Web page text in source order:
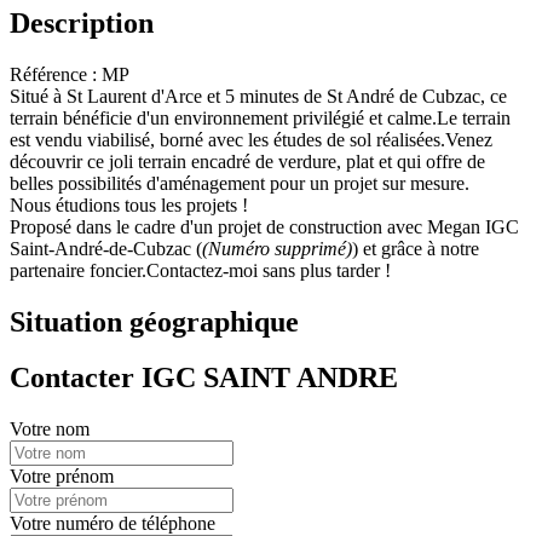
Description
Référence : MP
Situé à St Laurent d'Arce et 5 minutes de St André de Cubzac, ce
terrain bénéficie d'un environnement privilégié et calme.Le terrain
est vendu viabilisé, borné avec les études de sol réalisées.Venez
découvrir ce joli terrain encadré de verdure, plat et qui offre de
belles possibilités d'aménagement pour un projet sur mesure.
Nous étudions tous les projets !
Proposé dans le cadre d'un projet de construction avec Megan IGC
Saint-André-de-Cubzac ((Numéro supprimé)) et grâce à notre
partenaire foncier.Contactez-moi sans plus tarder !
Situation géographique
Contacter IGC SAINT ANDRE
Votre nom
Votre prénom
Votre numéro de téléphone